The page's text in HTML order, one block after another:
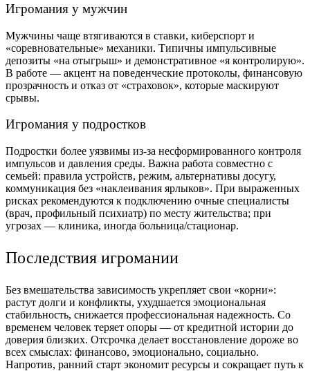
Игромания у мужчин
Мужчины чаще втягиваются в ставки, киберспорт и
«соревновательные» механики. Типичны импульсивные
депозиты «на отыгрыш» и демонстративное «я контролирую».
В работе — акцент на поведенческие протоколы, финансовую
прозрачность и отказ от «страховок», которые маскируют
срывы.
Игромания у подростков
Подростки более уязвимы из-за несформированного контроля
импульсов и давления среды. Важна работа совместно с
семьей: правила устройств, режим, альтернативы досугу,
коммуникация без «наклеивания ярлыков». При выраженных
рисках рекомендуются к подключению очные специалисты
(врач, профильный психиатр) по месту жительства; при
угрозах — клиника, иногда больница/стационар.
Последствия игромании
Без вмешательства зависимость укрепляет свои «корни»:
растут долги и конфликты, ухудшается эмоциональная
стабильность, снижается профессиональная надежность. Со
временем человек теряет опоры — от кредитной истории до
доверия близких. Отсрочка делает восстановление дороже во
всех смыслах: финансово, эмоционально, социально.
Напротив, ранний старт экономит ресурсы и сокращает путь к